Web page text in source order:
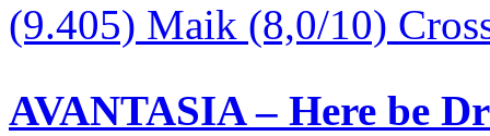
(9.405) Maik (8,0/10)
AVANTASIA – Here be